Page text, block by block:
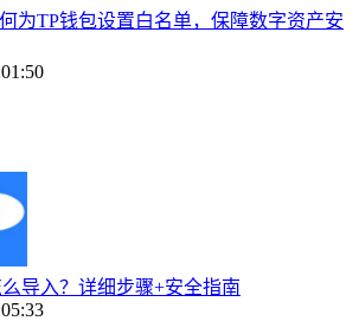
为TP钱包设置白名单，保障数字资产安
导入？详细步骤+安全指南